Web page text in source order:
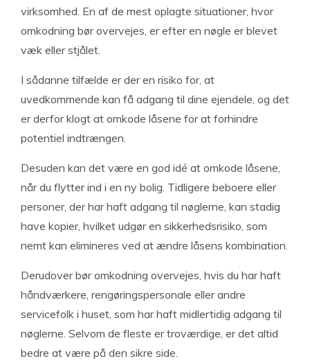
virksomhed. En af de mest oplagte situationer, hvor
omkodning bør overvejes, er efter en nøgle er blevet
væk eller stjålet.
I sådanne tilfælde er der en risiko for, at
uvedkommende kan få adgang til dine ejendele, og det
er derfor klogt at omkode låsene for at forhindre
potentiel indtrængen.
Desuden kan det være en god idé at omkode låsene,
når du flytter ind i en ny bolig. Tidligere beboere eller
personer, der har haft adgang til nøglerne, kan stadig
have kopier, hvilket udgør en sikkerhedsrisiko, som
nemt kan elimineres ved at ændre låsens kombination.
Derudover bør omkodning overvejes, hvis du har haft
håndværkere, rengøringspersonale eller andre
servicefolk i huset, som har haft midlertidig adgang til
nøglerne. Selvom de fleste er troværdige, er det altid
bedre at være på den sikre side.